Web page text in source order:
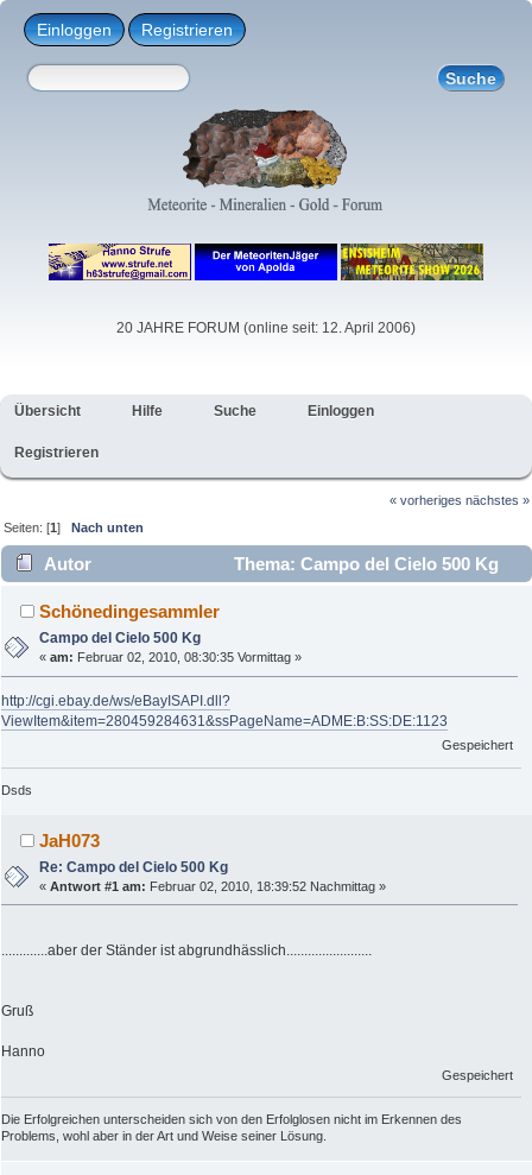
Einloggen Registrieren
20 JAHRE FORUM (online seit: 12. April 2006)
Übersicht Hilfe Suche Einloggen
Registrieren
« vorheriges nächstes »
Seiten: [1]Nach unten
Autor
Thema: Campo del Cielo 500 Kg
(Gelesen 3231 mal)
Schönedingesammler
Campo del Cielo 500 Kg
«am: Februar 02, 2010, 08:30:35 Vormittag »
http://cgi.ebay.de/ws/eBayISAPI.dll?
ViewItem&item=280459284631&ssPageName=ADME:B:SS:DE:1123
Gespeichert
Dsds
JaH073
Re: Campo del Cielo 500 Kg
«Antwort #1 am: Februar 02, 2010, 18:39:52 Nachmittag »
.............aber der Ständer ist abgrundhässlich........................
Gruß
Hanno
Gespeichert
Die Erfolgreichen unterscheiden sich von den Erfolglosen nicht im Erkennen des
Problems, wohl aber in der Art und Weise seiner Lösung.